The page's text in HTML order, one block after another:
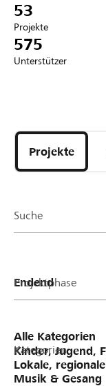
Anmelden
DE FR IT
53
Projekte
575
Unterstützer
Projekte
und
Organisationen
Projekte
Suche
Projektphase
Kategorien